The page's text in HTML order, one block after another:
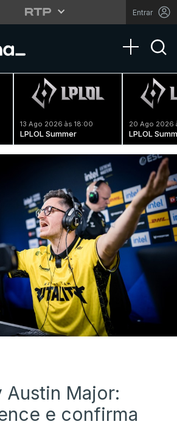
Entrar
Toggle
13 Ago 2026 às 18:00
LPLOL Summer
20 Ago 2026
LPLOL
Austin Major:
e confirma